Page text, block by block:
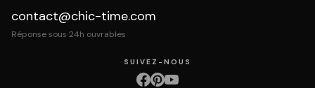
contact@chic-time.com
Réponse sous 24h ouvrables
SUIVEZ-NOUS